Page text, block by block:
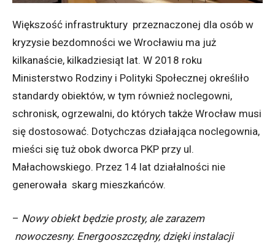
Większość infrastruktury przeznaczonej dla osób w
kryzysie bezdomności we Wrocławiu ma już
kilkanaście, kilkadziesiąt lat. W 2018 roku
Ministerstwo Rodziny i Polityki Społecznej określiło
standardy obiektów, w tym również noclegowni,
schronisk, ogrzewalni, do których także Wrocław musi
się dostosować. Dotychczas działająca noclegownia,
mieści się tuż obok dworca PKP przy ul.
Małachowskiego. Przez 14 lat działalności nie
generowała skarg mieszkańców.
– Nowy obiekt będzie prosty, ale zarazem
nowoczesny. Energooszczędny, dzięki instalacji